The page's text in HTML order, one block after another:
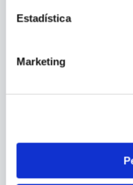
Estadística
Marketing